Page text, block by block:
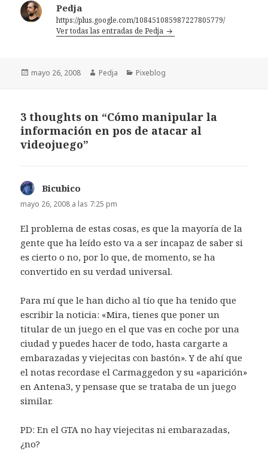
Pedja
https://plus.google.com/108451085987227805779/
Ver todas las entradas de Pedja
Publicado
mayo 26, 2008 Autor
Pedja Categorías
Pixeblog
3 thoughts on “Cómo manipular la
información en pos de atacar al
videojuego”
Bicubico
mayo 26, 2008 a las 7:25 pm
El problema de estas cosas, es que la mayoría de la
gente que ha leído esto va a ser incapaz de saber si
es cierto o no, por lo que, de momento, se ha
convertido en su verdad universal.
Para mí que le han dicho al tío que ha tenido que
escribir la noticia: «Mira, tienes que poner un
titular de un juego en el que vas en coche por una
ciudad y puedes hacer de todo, hasta cargarte a
embarazadas y viejecitas con bastón». Y de ahí que
el notas recordase el Carmaggedon y su «aparición»
en Antena3, y pensase que se trataba de un juego
similar.
PD: En el GTA no hay viejecitas ni embarazadas,
¿no?